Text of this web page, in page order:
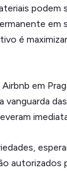
é
em
autorizados